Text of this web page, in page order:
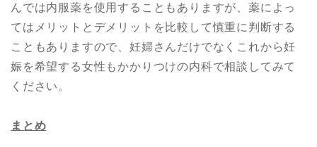
んでは内服薬を使用することもありますが、薬によっ
てはメリットとデメリットを比較して慎重に判断する
こともありますので、妊婦さんだけでなくこれから妊
娠を希望する女性もかかりつけの内科で相談してみて
ください。
まとめ